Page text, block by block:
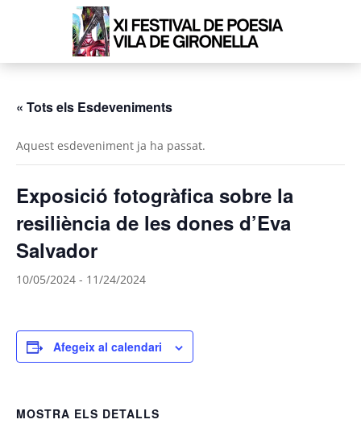
MUUSSEGADA
FIRA DE LA VEDELLA AUTÒCTONA DE CATALUNYA
« Tots els Esdeveniments
Aquest esdeveniment ja ha passat.
Exposició fotogràfica sobre la
resiliència de les dones d’Eva
Salvador
10/05/2024 - 11/24/2024
Afegeix al calendari
MOSTRA ELS DETALLS